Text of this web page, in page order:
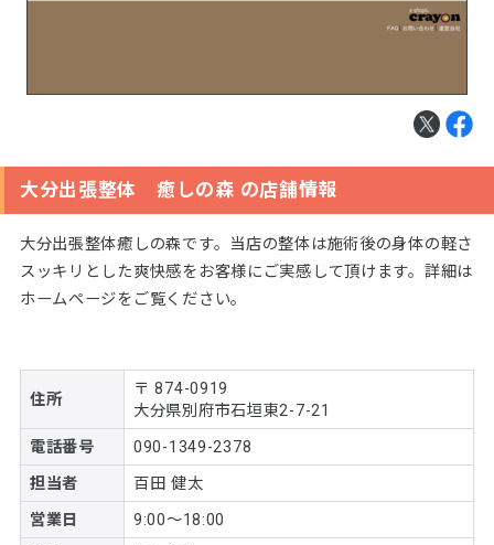
大分出張整体 癒しの森 の店舗情報
大分出張整体癒しの森です。当店の整体は施術後の身体の軽さ
スッキリとした爽快感をお客様にご実感して頂けます。詳細は
ホームページをご覧ください。
住所
〒 874-0919
大分県別府市石垣東2-7-21
電話番号 090-1349-2378
担当者 百田 健太
営業日 9:00～18:00